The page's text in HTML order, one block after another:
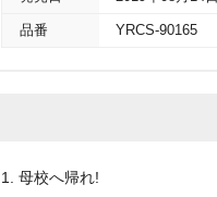
品番 YRCS-90165
1. 母校へ帰れ!